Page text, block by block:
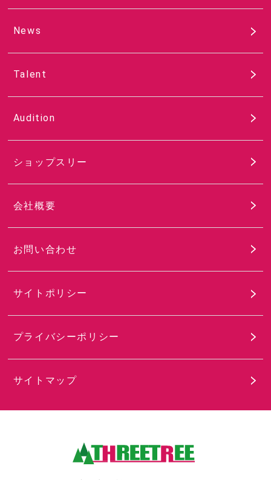
News
Talent
Audition
ショップスリー
会社概要
お問い合わせ
サイトポリシー
プライバシーポリシー
サイトマップ